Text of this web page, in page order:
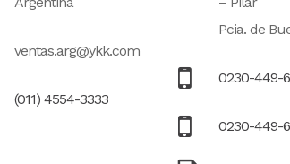
ventas.arg@ykk.com
(011) 4554-3333
Pcia. de
0230-449-
0230-449-